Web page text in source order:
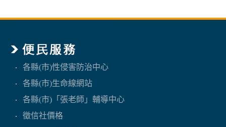
各縣(市)性侵害防治中心
各縣(市)生命線網站
各縣(市)「張老師」輔導中心
徵信社價格